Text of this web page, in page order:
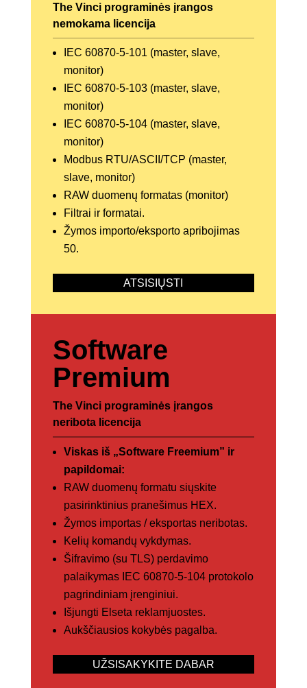
The Vinci programinės įrangos
nemokama licencija
IEC 60870-5-101 (master, slave,
monitor)
IEC 60870-5-103 (master, slave,
monitor)
IEC 60870-5-104 (master, slave,
monitor)
Modbus RTU/ASCII/TCP (master,
slave, monitor)
RAW duomenų formatas (monitor)
Filtrai ir formatai.
Žymos importo/eksporto apribojimas
50.
ATSISIŲSTI
Software
Premium
The Vinci programinės įrangos
neribota licencija
Viskas iš „Software Freemium” ir
papildomai:
RAW duomenų formatu siųskite
pasirinktinius pranešimus HEX.
Žymos importas / eksportas neribotas.
Kelių komandų vykdymas.
Šifravimo (su TLS) perdavimo
palaikymas IEC 60870-5-104 protokolo
pagrindiniam įrenginiui.
Išjungti Elseta reklamjuostes.
Aukščiausios kokybės pagalba.
UŽSISAKYKITE DABAR